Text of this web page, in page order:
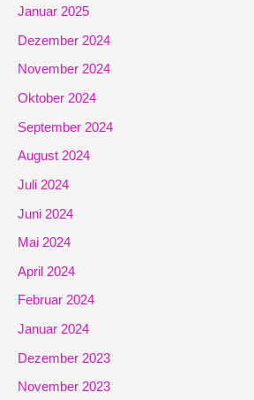
Januar 2025
Dezember 2024
November 2024
Oktober 2024
September 2024
August 2024
Juli 2024
Juni 2024
Mai 2024
April 2024
Februar 2024
Januar 2024
Dezember 2023
November 2023